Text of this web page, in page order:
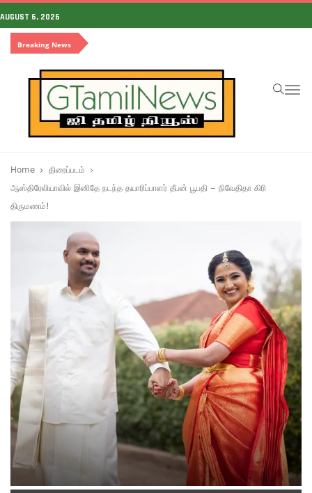
AUGUST 6, 2026
Breaking News
Home
திரைப்படம்
ஆஸ்திரேலியாவில் இனிதே நடந்த தயாரிப்பாளர் தீபன் பூபதி – நிவேதிதா கிரி
திருமணம்!